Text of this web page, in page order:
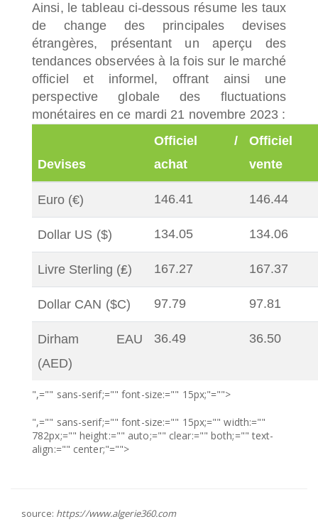
Ainsi, le tableau ci-dessous résume les taux
de change des principales devises
étrangères, présentant un aperçu des
tendances observées à la fois sur le marché
officiel et informel, offrant ainsi une
perspective globale des fluctuations
monétaires en ce mardi 21 novembre 2023 :
Devises
Officiel /
achat
vente
Euro (€) 146.41 146.44
Dollar US ($) 134.05 134.06
Livre Sterling (₤) 167.27 167.37
Dollar CAN ($C) 97.79 97.81
Dirham EAU
(AED)
36.49 36.50
",="" sans-serif;="" font-size:="" 15px;"="">
",="" sans-serif;="" font-size:="" 15px;="" width:=""
782px;="" height:="" auto;="" clear:="" both;="" text-
align:="" center;"="">
source: https://www.algerie360.com